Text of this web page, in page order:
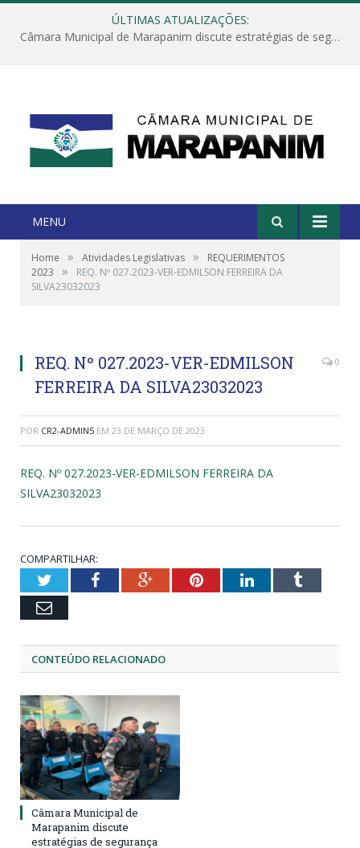
ÚLTIMAS ATUALIZAÇÕES:
Câmara Municipal de Marapanim discute estratégias de segurança com autoridades e poder executivo
MENU
Home » Atividades Legislativas »
REQUERIMENTOS
2023
»
REQ. Nº 027.2023-VER-EDMILSON FERREIRA DA
SILVA23032023
REQ. Nº 027.2023-VER-EDMILSON
FERREIRA DA SILVA23032023
0
POR CR2-ADMIN5 EM 23 DE MARÇO DE 2023
REQ. Nº 027.2023-VER-EDMILSON FERREIRA DA
SILVA23032023
COMPARTILHAR:
TwitterFacebookGoogle+PinterestLinkedInTumblr
Email
CONTEÚDO RELACIONADO
Câmara Municipal de
Marapanim discute
estratégias de segurança